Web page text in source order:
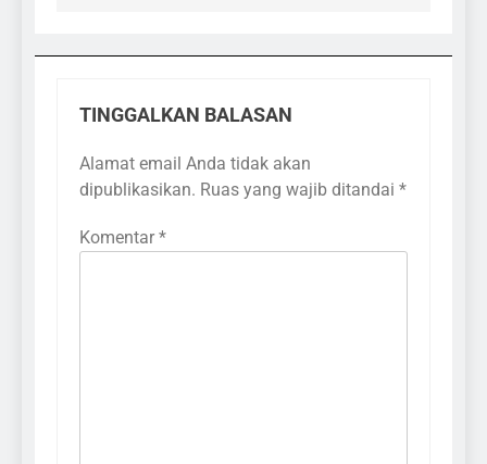
TINGGALKAN BALASAN
Alamat email Anda tidak akan
dipublikasikan. Ruas yang wajib ditandai *
Komentar *